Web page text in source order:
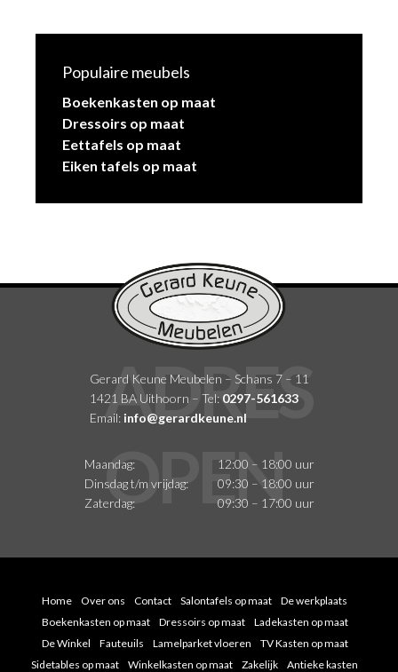
Populaire meubels
Boekenkasten op maat
Dressoirs op maat
Eettafels op maat
Eiken tafels op maat
Gerard Keune Meubelen – Schans 7 – 11
1421 BA Uithoorn – Tel: 0297-561633
Email: info@gerardkeune.nl
Maandag:
12:00 – 18:00 uur
Dinsdag t/m vrijdag:
09:30 – 18:00 uur
Zaterdag:
09:30 – 17:00 uur
Home Over ons Contact Salontafels op maat
De werkplaats
Boekenkasten op maat
Dressoirs op maat
Ladekasten op maat
De Winkel
Fauteuils Lamelparket vloeren
TV Kasten op maat
Sidetables op maat
Winkelkasten op maat Zakelijk Antieke kasten